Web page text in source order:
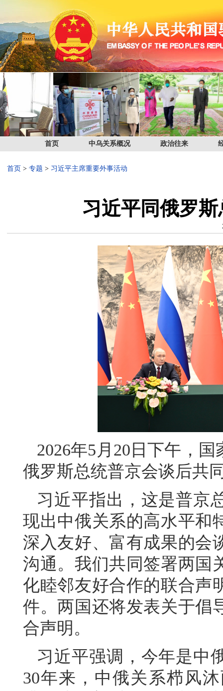
首页 中乌关系概况 政治往来
首页 > 专题 > 习近平主席重要外事活动
习近平同俄罗
2026年5月20日下午，
俄罗斯总统普京会谈后共
习近平指出，这是普京
现出中俄关系的高水平和
深入友好、富有成果的会
沟通。我们共同签署两国
化睦邻友好合作的联合声
件。两国还将发表关于倡
合声明。
习近平强调，今年是中
30年来，中俄关系栉风